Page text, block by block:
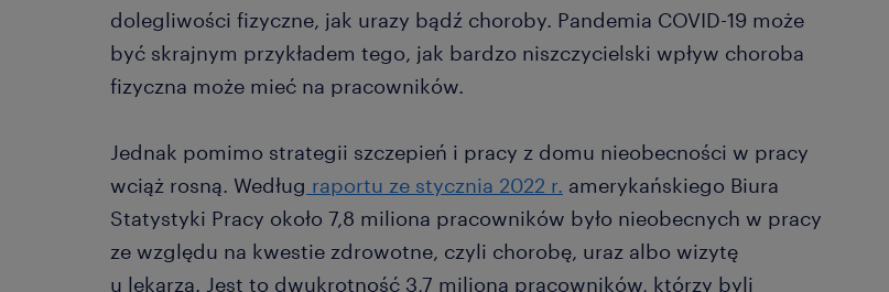
dolegliwości fizyczne, jak urazy bądź choroby. Pandemia COVID-19 może
być skrajnym przykładem tego, jak bardzo niszczycielski wpływ choroba
fizyczna może mieć na pracowników.
Jednak pomimo strategii szczepień i pracy z domu nieobecności w pracy
wciąż rosną. Według raportu ze stycznia 2022 r. amerykańskiego Biura
Statystyki Pracy około 7,8 miliona pracowników było nieobecnych w pracy
ze względu na kwestie zdrowotne, czyli chorobę, uraz albo wizytę
u lekarza. Jest to dwukrotność 3,7 miliona pracowników, którzy byli